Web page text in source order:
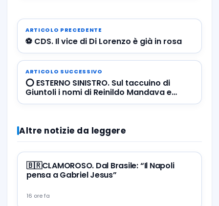
ARTICOLO PRECEDENTE
⚽️ CDS. Il vice di Di Lorenzo è già in rosa
ARTICOLO SUCCESSIVO
⭕️ ESTERNO SINISTRO. Sul taccuino di
Giuntoli i nomi di Reinildo Mandava e
Gudmumdsson ? VIDEO: guardali in
Altre notizie da leggere
🇧🇷CLAMOROSO. Dal Brasile: “Il Napoli
pensa a Gabriel Jesus”
16 ore fa